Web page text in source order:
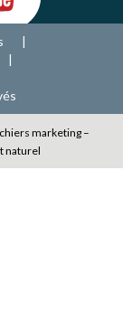
marketing –
naturel